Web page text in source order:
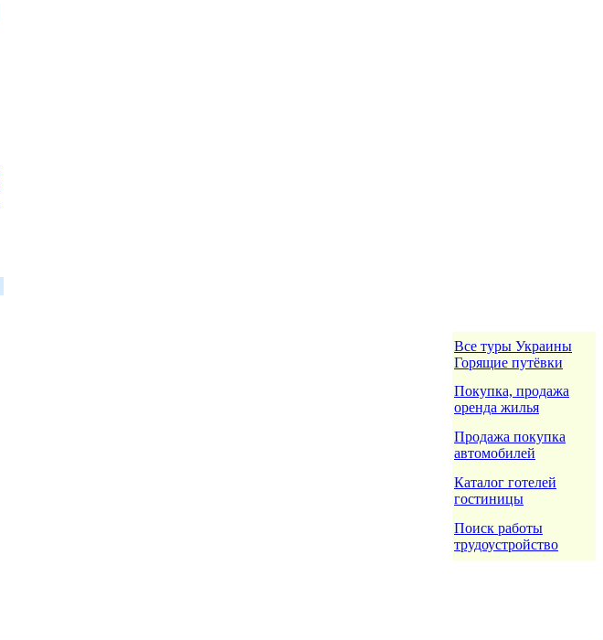
Все туры Украины
Горящие путёвки
Покупка, продажа
оренда жилья
Продажа покупка
автомобилей
Каталог готелей
гостиницы
Поиск работы
трудоустройство